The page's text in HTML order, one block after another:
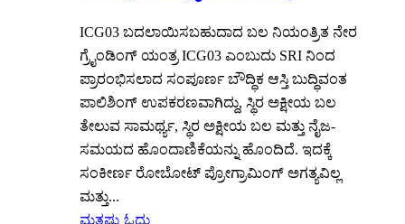
ICG03 ಬದಲಾಯಿಸಬಹುದಾದ ಬಲ ನಿಯಂತ್ರಿತ ನೇರ
ಗ್ರೈಂಡಿಂಗ್ ಯಂತ್ರ ICG03 ಎಂಬುದು SRI ನಿಂದ
ಪ್ರಾರಂಭಿಸಲಾದ ಸಂಪೂರ್ಣ ಬೌದ್ಧಿಕ ಆಸ್ತಿ ಬುದ್ಧಿವಂತ
ಪಾಲಿಶಿಂಗ್ ಉಪಕರಣವಾಗಿದ್ದು, ಸ್ಥಿರ ಅಕ್ಷೀಯ ಬಲ
ತೇಲುವ ಸಾಮರ್ಥ್ಯ, ಸ್ಥಿರ ಅಕ್ಷೀಯ ಬಲ ಮತ್ತು ನೈಜ-
ಸಮಯದ ಹೊಂದಾಣಿಕೆಯನ್ನು ಹೊಂದಿದೆ. ಇದಕ್ಕೆ
ಸಂಕೀರ್ಣ ರೋಬೋಟ್ ಪ್ರೋಗ್ರಾಮಿಂಗ್ ಅಗತ್ಯವಿಲ್ಲ
ಮತ್ತು...
ಮತ್ತಷ್ಟು ಓದು